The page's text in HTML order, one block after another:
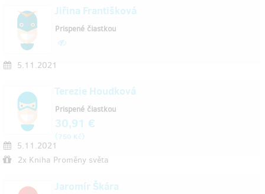
Jiřina Františková
5.11.2021
Prispené čiastkou
Terezie Houdková
5.11.2021
2x Kniha Proměny světa
Prispené čiastkou
30,91 €
(750 Kč)
Jaromír Škára